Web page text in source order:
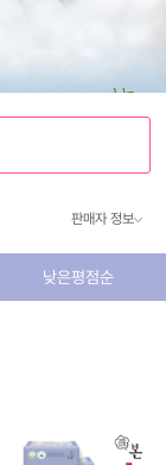
판매자 정보
낮은평점순